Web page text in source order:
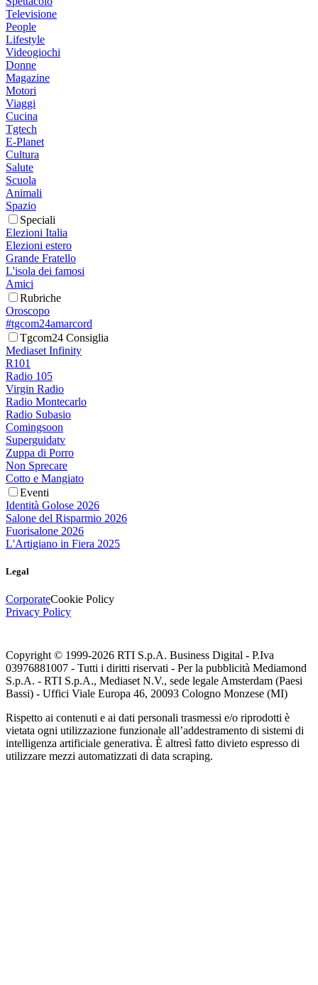
Televisione
People
Lifestyle
Videogiochi
Donne
Magazine
Motori
Viaggi
Cucina
Tgtech
E-Planet
Cultura
Salute
Scuola
Animali
Spazio
Speciali
Elezioni Italia
Elezioni estero
Grande Fratello
L'isola dei famosi
Amici
Rubriche
Oroscopo
#tgcom24amarcord
Tgcom24 Consiglia
Mediaset Infinity
R101
Radio 105
Virgin Radio
Radio Montecarlo
Radio Subasio
Comingsoon
Superguidatv
Zuppa di Porro
Non Sprecare
Cotto e Mangiato
Eventi
Identità Golose 2026
Salone del Risparmio 2026
Fuorisalone 2026
L'Artigiano in Fiera 2025
Legal
CorporateCookie Policy
Privacy Policy
Copyright © 1999-2026 RTI S.p.A. Business Digital - P.Iva
03976881007 - Tutti i diritti riservati - Per la pubblicità Mediamond
S.p.A. - RTI S.p.A., Mediaset N.V., sede legale Amsterdam (Paesi
Bassi) - Uffici Viale Europa 46, 20093 Cologno Monzese (MI)
Rispetto ai contenuti e ai dati personali trasmessi e/o riprodotti è
vietata ogni utilizzazione funzionale all’addestramento di sistemi di
intelligenza artificiale generativa. È altresì fatto divieto espresso di
utilizzare mezzi automatizzati di data scraping.